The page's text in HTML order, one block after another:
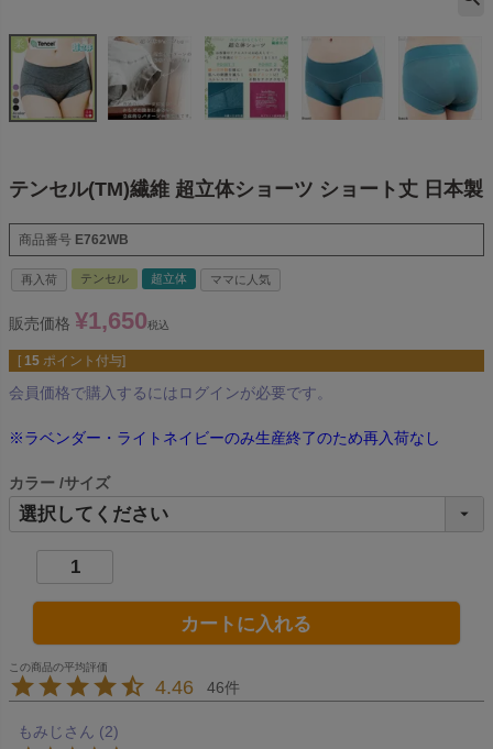
テンセル(TM)繊維 超立体ショーツ ショート丈 日本製
商品番号 E762WB
再入荷 テンセル 超立体 ママに人気
販売価格 ¥1,650税込
[ 15 ポイント付与]
会員価格で購入するにはログインが必要です。
※ラベンダー・ライトネイビーのみ生産終了のため再入荷なし
カラー サイズ
カートに入れる
4.46 46
もみじ 2